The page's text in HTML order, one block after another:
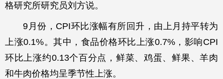
格研究所研究员刘方说。
9月份，CPI环比涨幅有所回升，由上月持平转为
上涨0.1%。其中，食品价格环比上涨0.7%，影响CPI
环比上涨约0.13个百分点，鲜菜、鸡蛋、鲜果、羊肉
和牛肉价格均呈季节性上涨。